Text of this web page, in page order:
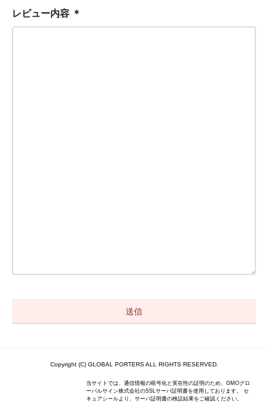
レビュー内容 ＊
Copyright (C) GLOBAL PORTERS ALL RIGHTS RESERVED.
当サイトでは、通信情報の暗号化と実在性の証明のため、GMOグロ
ーバルサイン株式会社のSSLサーバ証明書を使用しております。 セ
キュアシールより、サーバ証明書の検証結果をご確認ください。